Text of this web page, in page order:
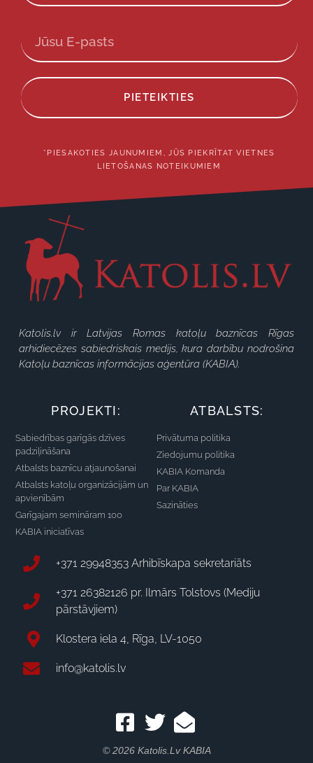
PIETEIKTIES
*PIESAKOTIES JAUNUMIEM, JŪS PIEKRĪTAT VIETNES
LIETOŠANAS NOTEIKUMIEM
Katolis.lv ir Latvijas Romas katoļu baznīcas Rīgas
arhidiecēzes sabiedriskais medijs, kura darbību nodrošina
Katoļu baznīcas informācijas aģentūra (KABIA).
PROJEKTI:
Sabiedrības garīgās dzīves
padziļināšana
Atbalsts baznīcu atjaunošanai
Atbalsts katoļu organizācijām un
apvienībām
Garīgajam semināram 100
KABIA iniciatīvas
ATBALSTS:
Privātuma politika
Ziedojumu politika
KABIA Komanda
Par KABIA
Sazināties
+371 29948353 Arhibīskapa sekretariāts
+371 26382126 pr. Ilmārs Tolstovs (Mediju
pārstāvjiem)
Klostera iela 4, Rīga, LV-1050
info@katolis.lv
© 2026 Katolis.lv KABIA